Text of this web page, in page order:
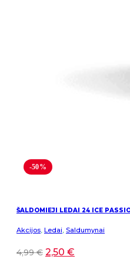
-50%
ŠALDOMIEJI LEDAI 24 ICE
Akcijos, Ledai, Saldumynai
4,99€ 2,50 €